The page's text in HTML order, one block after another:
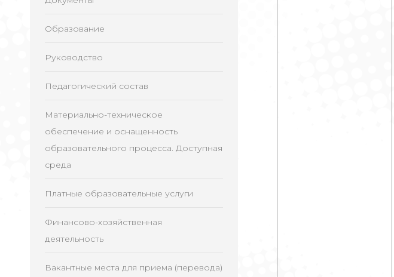
Образование
Руководство
Педагогический состав
Материально-техническое
обеспечение и оснащенность
образовательного процесса. Доступная
среда
Платные образовательные услуги
Финансово-хозяйственная
деятельность
Вакантные места для приема (перевода)